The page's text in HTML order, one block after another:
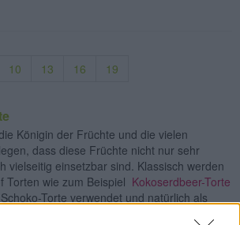
10 13 16 19
Königin der Früchte und die vielen
dass diese Früchte nicht nur sehr
vielseitig einsetzbar sind. Klassisch werden
Torten wie zum Beispiel Kokoserdbeer-Torte
Torte verwendet und natürlich als